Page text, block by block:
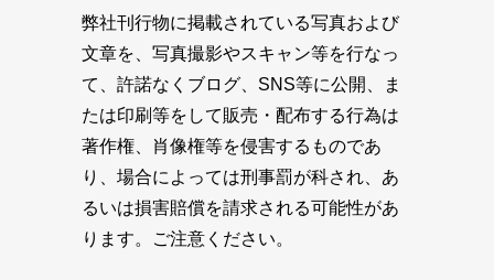
弊社刊行物に掲載されている写真および
文章を、写真撮影やスキャン等を行なっ
て、許諾なくブログ、SNS等に公開、ま
たは印刷等をして販売・配布する行為は
著作権、肖像権等を侵害するものであ
り、場合によっては刑事罰が科され、あ
るいは損害賠償を請求される可能性があ
ります。ご注意ください。